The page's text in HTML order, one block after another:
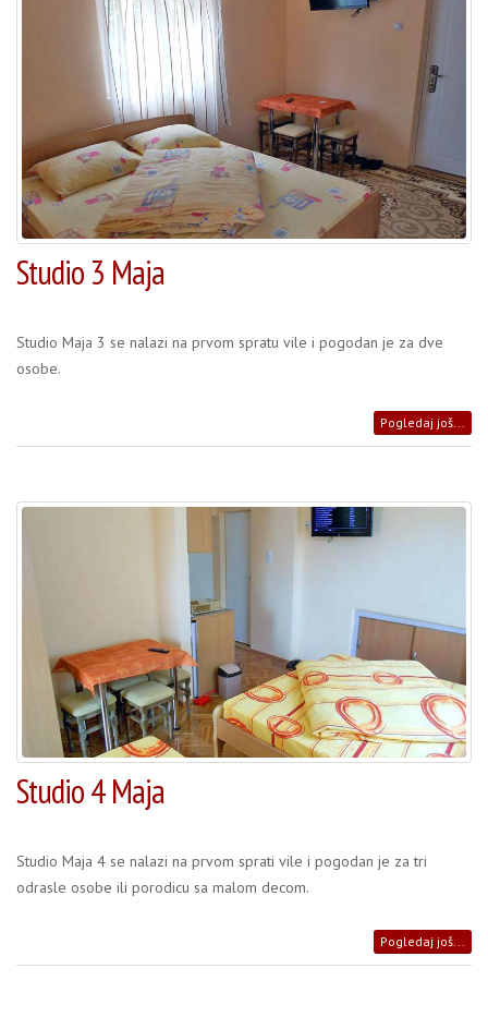
Studio 3 Maja
Studio Maja 3 se nalazi na prvom spratu vile i pogodan je za dve
osobe.
Pogledaj još...
Studio 4 Maja
Studio Maja 4 se nalazi na prvom sprati vile i pogodan je za tri
odrasle osobe ili porodicu sa malom decom.
Pogledaj još...